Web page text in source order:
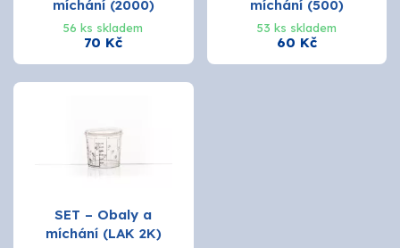
míchání (2000)
56 ks skladem
70 Kč
míchání (500)
53 ks skladem
60 Kč
SET – Obaly a
míchání (LAK 2K)